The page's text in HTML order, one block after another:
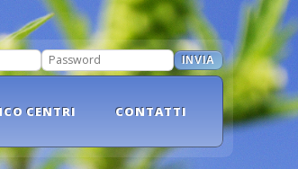
INVIA
CENTRI CONTATTI